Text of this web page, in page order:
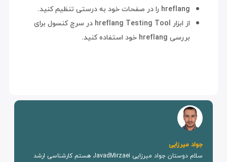
hreflang را در صفحات خود به درستی تنظیم کنید.
از ابزار hreflang Testing Tool در سرچ کنسول برای
بررسی hreflang خود استفاده کنید.
جواد میرزایی
سلام دوستان جواد میرزایی JavadMirzaei هستم کارشناسی ارشد